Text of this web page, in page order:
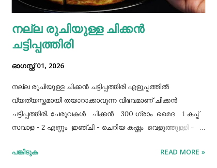
നല്ല രുചിയുള്ള ചിക്കൻ
ചട്ടിപ്പത്തിരി
ഓഗസ്റ്റ് 01, 2026
നല്ല രുചിയുള്ള ചിക്കൻ ചട്ടിപ്പത്തിരി എളുപ്പത്തിൽ
വ്യത്യസ്തമായി തയാറാക്കാവുന്ന വിഭവമാണ് ചിക്കൻ
ചട്ടിപ്പത്തിരി. ചേരുവകൾ ചിക്കൻ - 300 ഗ്രാം മൈദ - 1 കപ്പ്‌
സവാള - 2 എണ്ണം ഇഞ്ചി - ചെറിയ കഷ്ണം വെളുത്തുള്ളി - 5
വിധം ചിക്കൻ കുറച്ച് ഉപ്പും കുരുമുളകുപൊടിയും
പങ്കിടുക READ MORE »